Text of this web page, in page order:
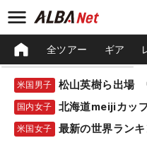
全ツアー ギア
米国男子
国内女子 北海道meijiカッ
米国女子 最新の世界ラン